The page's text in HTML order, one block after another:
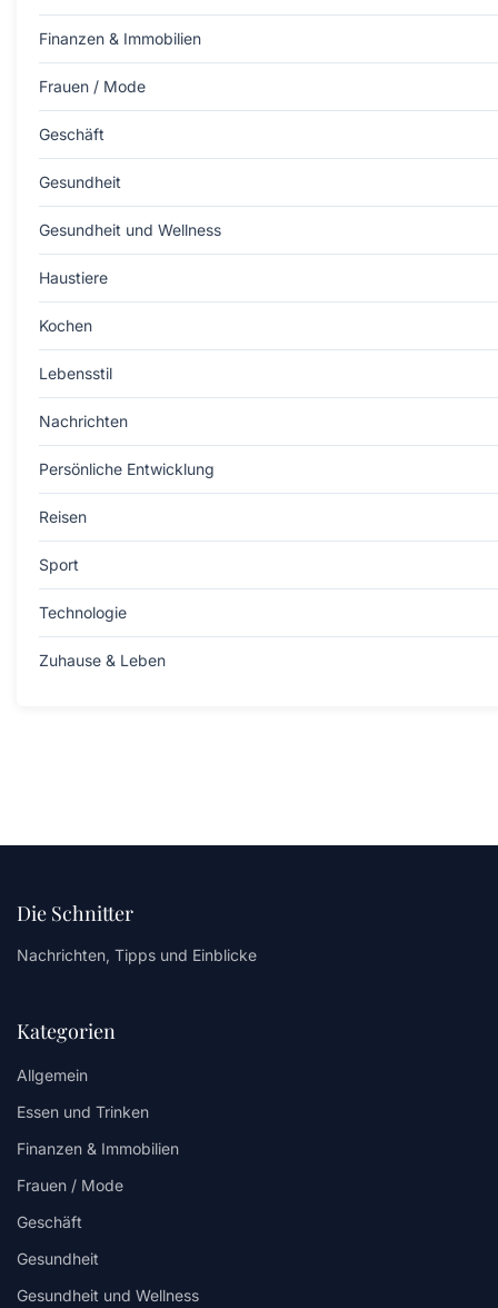
Finanzen & Immobilien
Frauen / Mode
Geschäft
Gesundheit
Gesundheit und Wellness
Haustiere
Kochen
Lebensstil
Nachrichten
Persönliche Entwicklung
Reisen
Sport
Technologie
Zuhause & Leben
Die Schnitter
Nachrichten, Tipps und Einblicke
Kategorien
Allgemein
Essen und Trinken
Finanzen & Immobilien
Frauen / Mode
Geschäft
Gesundheit
Gesundheit und Wellness